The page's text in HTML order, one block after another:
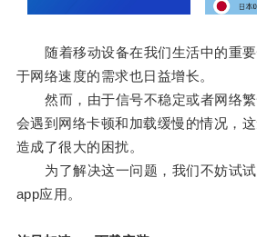
随着移动设备在我们生活中的重要
于网络速度的需求也日益增长。
然而，由于信号不稳定或者网络繁
会遇到网络卡顿和加载缓慢的情况，
造成了很大的困扰。
为了解决这一问题，我们不妨试试
app应用。